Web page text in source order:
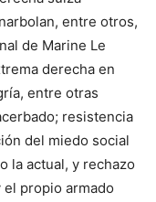
entre otros,
de Marine Le
derecha en
entre otras
resistencia
del miedo social
la actual, y rechazo
propio armado